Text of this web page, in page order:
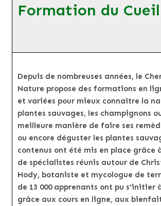
Formation du
Depuis de nombreuses années, le
Nature propose des formations en
et variées pour mieux connaître la
plantes sauvages, les champignons
meilleure manière de faire ses
ou encore déguster les plantes
contenus ont été mis en place grâce
de spécialistes réunis autour de
Hody, botaniste et mycologue de
de 13 000 apprenants ont pu s'initier
grâce aux cours en ligne, aux